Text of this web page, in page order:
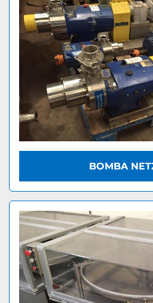
BOMBA